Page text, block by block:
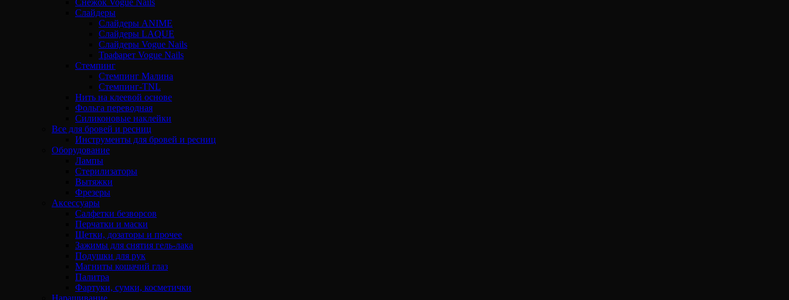
Снежок Vogue Nails
Слайдеры
Слайдеры ANIME
Слайдеры LAQUE
Слайдеры Vogue Nails
Трафарет Vogue Nails
Стемпинг
Стемпинг Малина
Стемпинг-TNL
Нить на клеевой основе
Фольга переводная
Силиконовые наклейки
Все для бровей и ресниц
Инструменты для бровей и ресниц
Оборудование
Лампы
Стерилизаторы
Вытяжки
Фрезеры
Аксессуары
Салфетки безворсов
Перчатки и маски
Щетки, дозаторы и прочее
Зажимы для снятия гель-лака
Подушки для рук
Магниты кошачий глаз
Палитра
Фартуки, сумки, косметички
Наращивание